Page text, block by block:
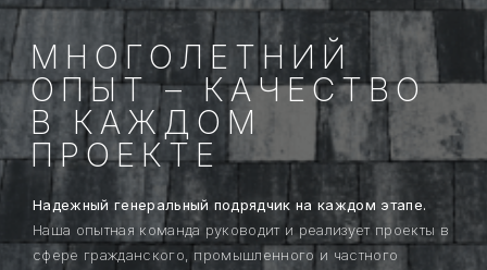
МНОГОЛЕТНИЙ
ОПЫТ – КАЧЕСТВО
В КАЖДОМ
ПРОЕКТЕ
Надежный генеральный подрядчик на каждом этапе.
Наша опытная команда руководит и реализует проекты в
сфере гражданского, промышленного и частного